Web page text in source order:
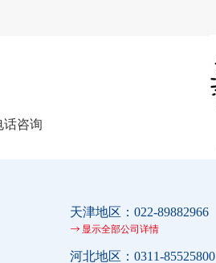
话咨询
天津地区：022-89882966
显示全部公司详情
河北地区：0311-85525800